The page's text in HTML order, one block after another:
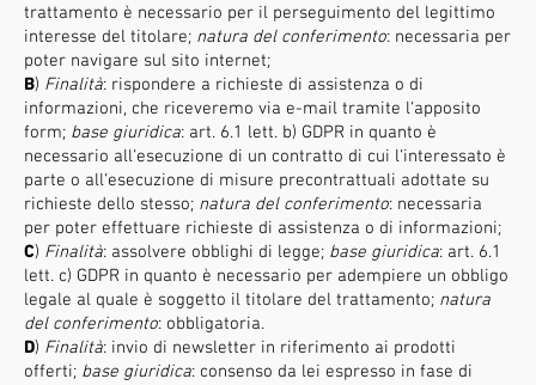
trattamento è necessario per il perseguimento del legittimo
interesse del titolare; natura del conferimento: necessaria per
poter navigare sul sito internet;
B) Finalità: rispondere a richieste di assistenza o di
informazioni, che riceveremo via e-mail tramite l’apposito
form; base giuridica: art. 6.1 lett. b) GDPR in quanto è
necessario all’esecuzione di un contratto di cui l’interessato è
parte o all’esecuzione di misure precontrattuali adottate su
richieste dello stesso; natura del conferimento: necessaria
per poter effettuare richieste di assistenza o di informazioni;
C) Finalità: assolvere obblighi di legge; base giuridica: art. 6.1
lett. c) GDPR in quanto è necessario per adempiere un obbligo
legale al quale è soggetto il titolare del trattamento; natura
del conferimento: obbligatoria.
D) Finalità: invio di newsletter in riferimento ai prodotti
offerti; base giuridica: consenso da lei espresso in fase di